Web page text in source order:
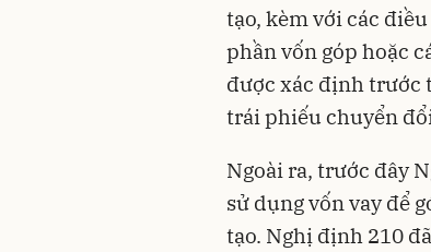
tạo, kèm với các
phần vốn góp hoặc
được xác định trước
trái phiếu chuyển
Ngoài ra, trước đây
sử dụng vốn vay để
tạo. Nghị định 210